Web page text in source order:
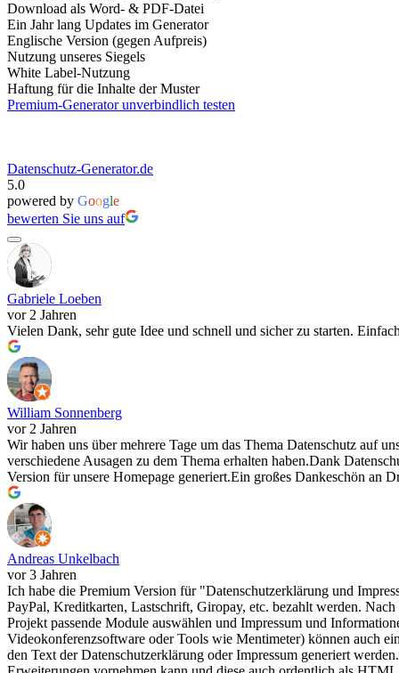
Download als Word- & PDF-Datei
Ein Jahr lang Updates im Generator
Englische Version (gegen Aufpreis)
Nutzung unseres Siegels
White Label-Nutzung
Haftung für die Inhalte der Muster
Premium-Generator unverbindlich testen
Datenschutz-Generator.de
5.0
powered by Google
bewerten Sie uns auf
Gabriele Loeben
vor 2 Jahren
Vielen Dank, sehr gute Idee und schnell und sicher zu starten.
William Sonnenberg
vor 2 Jahren
Wir haben uns über mehrere Tage um das Thema Datenschutz auf
verschiedene Ausagen zu dem Thema erhalten haben.Dank
Version für unsere Homepage generiert.Ein großes Dankeschön an
Andreas Unkelbach
vor 3 Jahren
Ich habe die Premium Version für "Datenschutzerklärung und
PayPal, Kreditkarten, Lastschrift, Giropay, etc. bezahlt werden.
Projekt passende Module auswählen und Impressum und
Videokonferenzsoftware oder Tools wie Mentimeter) können auch
den Text der Datenschutzerklärung oder Impressum generiert